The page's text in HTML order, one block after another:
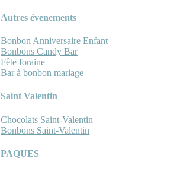
Autres évenements
Bonbon Anniversaire Enfant
Bonbons Candy Bar
Fête foraine
Bar à bonbon mariage
Saint Valentin
Chocolats Saint-Valentin
Bonbons Saint-Valentin
PAQUES